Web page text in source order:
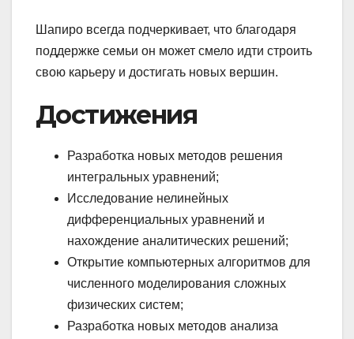
Шапиро всегда подчеркивает, что благодаря
поддержке семьи он может смело идти строить
свою карьеру и достигать новых вершин.
Достижения
Разработка новых методов решения
интегральных уравнений;
Исследование нелинейных
дифференциальных уравнений и
нахождение аналитических решений;
Открытие компьютерных алгоритмов для
численного моделирования сложных
физических систем;
Разработка новых методов анализа